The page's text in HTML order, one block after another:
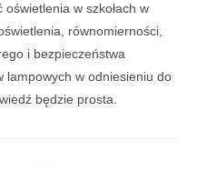
w szkołach w
równomierności,
i bezpieczeństwa
lampowych w odniesieniu do
będzie prosta.